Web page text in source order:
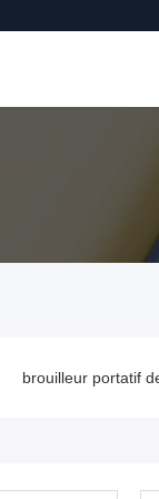
signal de